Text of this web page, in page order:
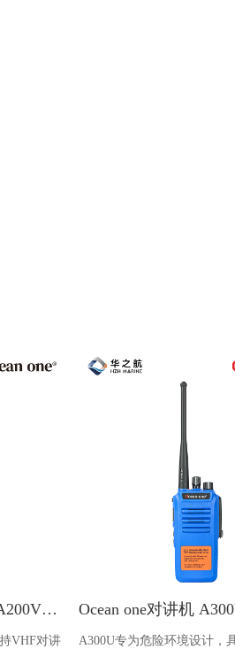
Ocean one对讲机 船舶用A200V漂浮式手持防水对讲机
VHF对讲
A300U专为危险环境设计，